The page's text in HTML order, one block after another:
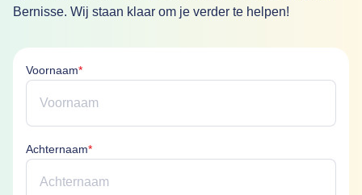
Bernisse. Wij staan klaar om je verder te helpen!
Voornaam*Voornaam is verplicht
Achternaam*Achternaam is verplicht